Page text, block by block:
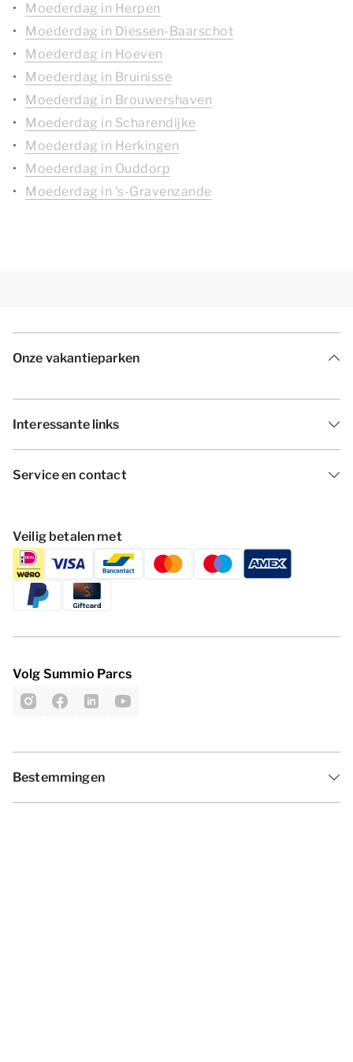
Moederdag in Herpen
Moederdag in Diessen-Baarschot
Moederdag in Hoeven
Moederdag in Bruinisse
Moederdag in Brouwershaven
Moederdag in Scharendijke
Moederdag in Herkingen
Moederdag in Ouddorp
Moederdag in 's-Gravenzande
Onze vakantieparken
Interessante links
Service en contact
Veilig betalen met
Volg Summio Parcs
Bestemmingen